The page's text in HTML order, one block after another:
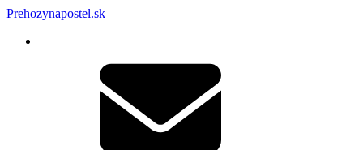
Prehozynapostel.sk